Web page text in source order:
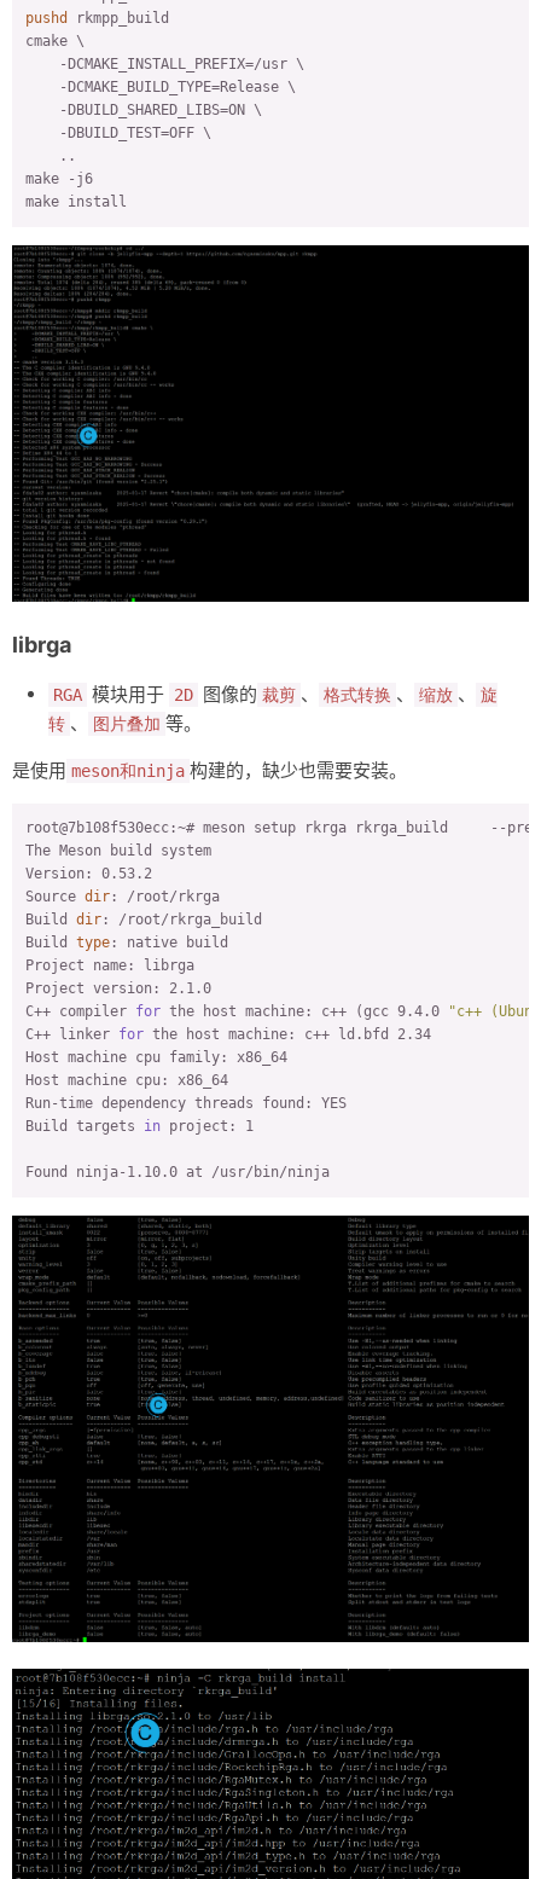
pushd
rkmpp_build
cmake \
    -DCMAKE_INSTALL_PREFIX=/usr \
    -DCMAKE_BUILD_TYPE=Release \
    -DBUILD_SHARED_LIBS=ON \
    -DBUILD_TEST=OFF \
    ..
make -j6
make install
librga
RGA 模块用于 2D 图像的 裁剪 、 格式转换 、 缩放 、
旋
转 、 图片叠加 等。
是使用 meson和ninja 构建的，缺少也需要安装。
root@7b108f530ecc:~# meson setup rkrga rkrga_build
The Meson build system
Version: 0.53.2
Source dir : /root/rkrga
Build dir : /root/rkrga_build
Build type : native build
Project name: librga
Project version: 2.1.0
C++ compiler for the host machine: c++ (gcc 9.4.0
"c++
C++ linker for the host machine: c++ ld.bfd 2.34
Host machine cpu family: x86_64
Host machine cpu: x86_64
Run-time dependency threads found: YES
Build targets in project: 1
Found ninja-1.10.0 at /usr/bin/ninja